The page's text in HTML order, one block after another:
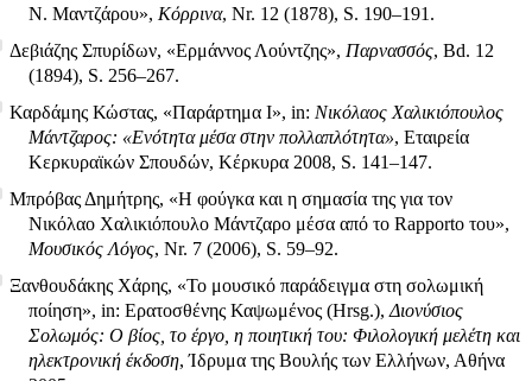
Ν. Μαντζάρου», Κόρρινα, Nr. 12 (1878), S. 190–191.
Δεβιάζης Σπυρίδων, «Ερμάννος Λούντζης», Παρνασσός, Bd. 12
(1894), S. 256–267.
Καρδάμης Κώστας, «Παράρτημα Ι», in: Νικόλαος Χαλικιόπουλος
Μάντζαρος: «Ενότητα μέσα στην πολλαπλότητα», Εταιρεία
Κερκυραϊκών Σπουδών, Κέρκυρα 2008, S. 141–147.
Μπρόβας Δημήτρης, «Η φούγκα και η σημασία της για τον
Νικόλαο Χαλικιόπουλο Μάντζαρο μέσα από το Rapporto του»,
Μουσικός Λόγος, Nr. 7 (2006), S. 59–92.
Ξανθουδάκης Χάρης, «Το μουσικό παράδειγμα στη σολωμική
ποίηση», in: Ερατοσθένης Καψωμένος (Hrsg.), Διονύσιος
Σολωμός: Ο βίος, το έργο, η ποιητική του: Φιλολογική μελέτη και
ηλεκτρονική έκδοση, Ίδρυμα της Βουλής των Ελλήνων, Αθήνα